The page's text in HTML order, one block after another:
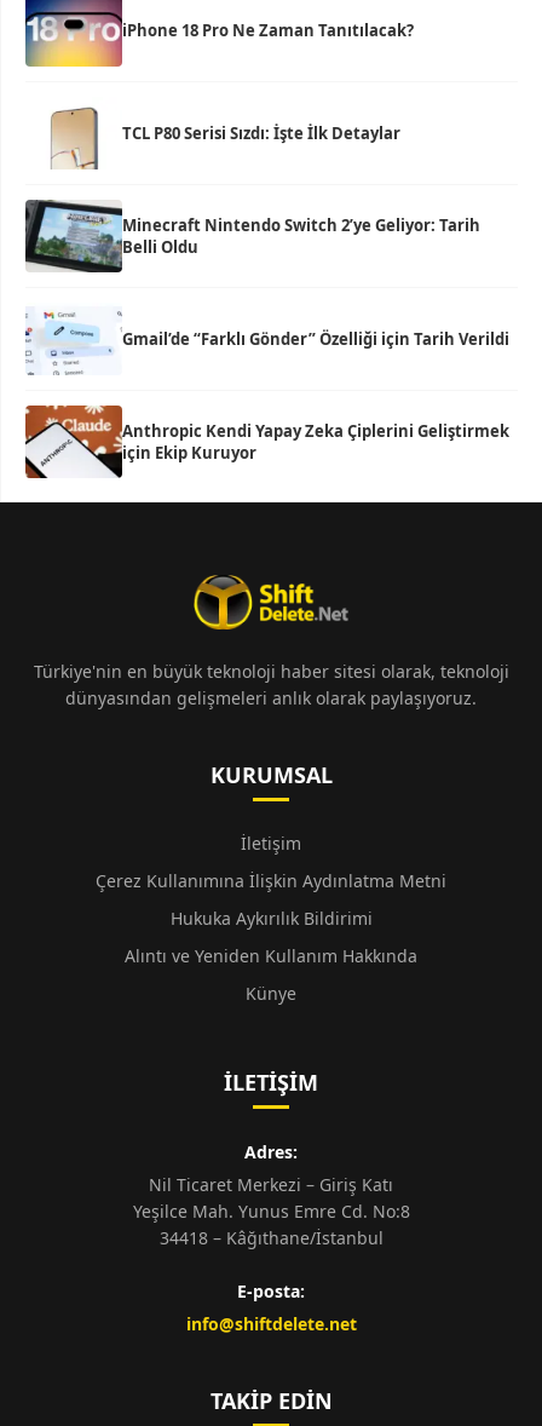
iPhone 18 Pro Ne Zaman Tanıtılacak?
TCL P80 Serisi Sızdı: İşte İlk Detaylar
Minecraft Nintendo Switch 2’ye Geliyor: Tarih
Belli Oldu
Gmail’de “Farklı Gönder” Özelliği için Tarih Verildi
Anthropic Kendi Yapay Zeka Çiplerini Geliştirmek
için Ekip Kuruyor
Türkiye'nin en büyük teknoloji haber sitesi olarak, teknoloji
dünyasından gelişmeleri anlık olarak paylaşıyoruz.
KURUMSAL
İletişim
Çerez Kullanımına İlişkin Aydınlatma Metni
Hukuka Aykırılık Bildirimi
Alıntı ve Yeniden Kullanım Hakkında
Künye
İLETIŞIM
Adres:
Nil Ticaret Merkezi – Giriş Katı
Yeşilce Mah. Yunus Emre Cd. No:8
34418 – Kâğıthane/İstanbul
E-posta:
info@shiftdelete.net
TAKIP EDIN